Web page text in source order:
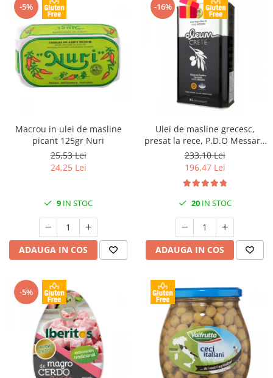
-5%
Macrou in ulei de masline
picant 125gr Nuri
25,53 Lei
24,25 Lei
9 IN STOC
ADAUGA IN COS
-16%
Ulei de masline grecesc,
presat la rece, P.D.O Messara
3L Kidonakis
233,10 Lei
196,47 Lei
20IN STOC
ADAUGA IN COS
-5%